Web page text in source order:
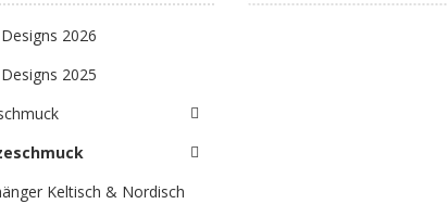
2026
2025
Keltisch & Nordisch